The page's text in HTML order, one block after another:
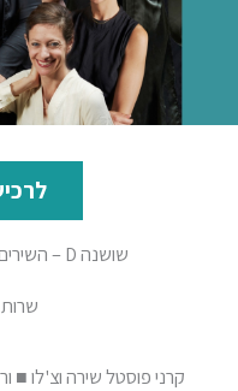
שושנה D – השירים הגדולים של שושנה דמארי
קרני פוסטל שירה וצ'לו ■